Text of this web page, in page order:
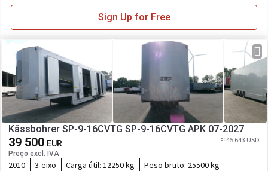
Sign Up for Free
Kässbohrer SP-9-16CVTG SP-9-16CVTG APK 07-2027
39 500 EUR
Preço excl. IVA
≈ 45 643 USD
2010 3-eixo Carga útil: 12250 kg Peso bruto: 25500 kg